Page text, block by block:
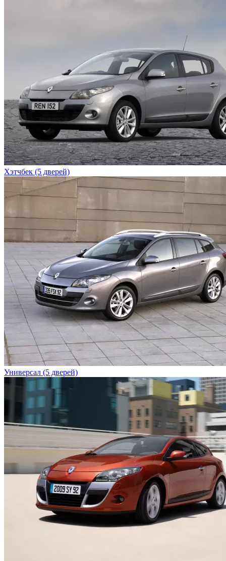
Хэтчбек (5 дверей)
Универсал (5 дверей)